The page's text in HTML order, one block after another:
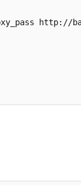
http://